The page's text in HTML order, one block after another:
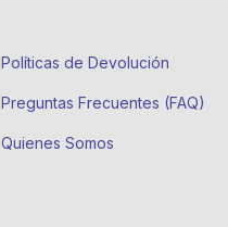
Políticas de Devolución
Preguntas Frecuentes (FAQ)
Quienes Somos